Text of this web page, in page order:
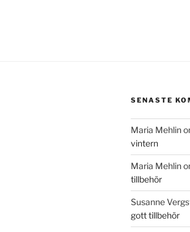
SENASTE
Maria Mehlin
vintern
Maria Mehlin
tillbehör
Susanne
gott tillbehör